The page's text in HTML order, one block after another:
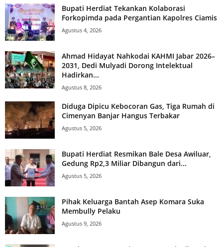
Bupati Herdiat Tekankan Kolaborasi
Forkopimda pada Pergantian Kapolres Ciamis
Agustus 4, 2026
Ahmad Hidayat Nahkodai KAHMI Jabar 2026–
2031, Dedi Mulyadi Dorong Intelektual
Hadirkan...
Agustus 8, 2026
Diduga Dipicu Kebocoran Gas, Tiga Rumah di
Cimenyan Banjar Hangus Terbakar
Agustus 5, 2026
Bupati Herdiat Resmikan Bale Desa Awiluar,
Gedung Rp2,3 Miliar Dibangun dari...
Agustus 5, 2026
Pihak Keluarga Bantah Asep Komara Suka
Membully Pelaku
Agustus 9, 2026